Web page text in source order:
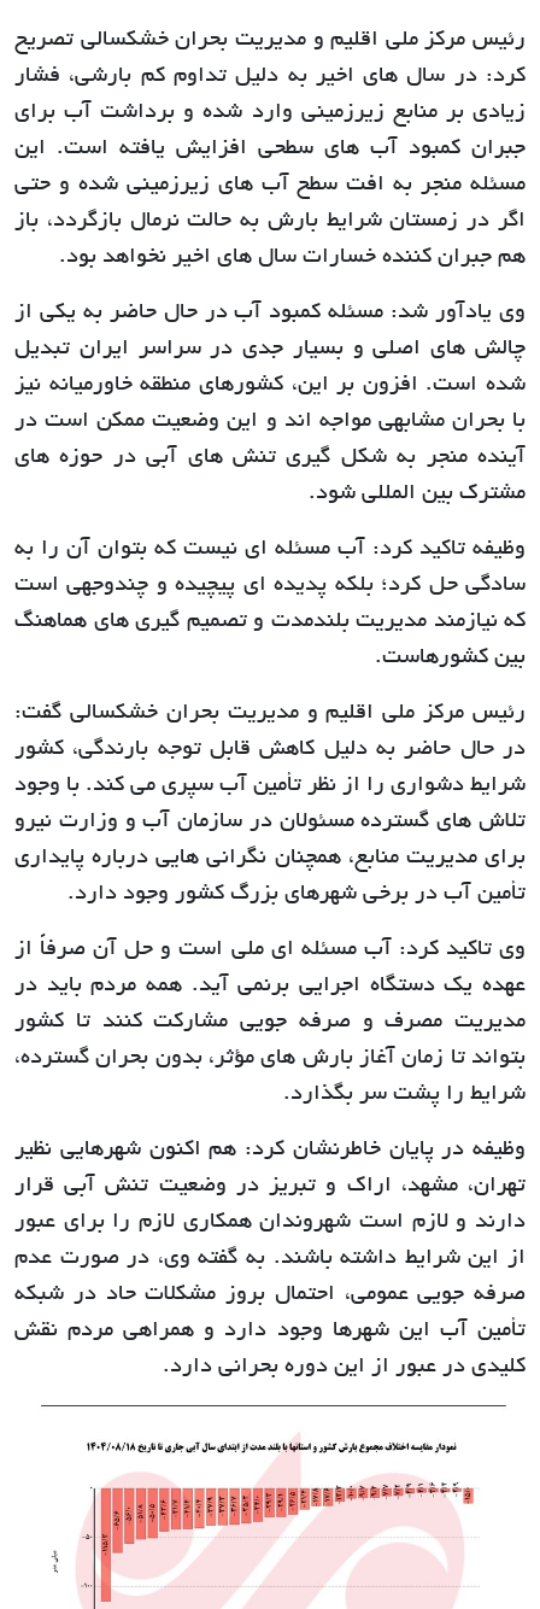
رئیس مرکز ملی اقلیم و مدیریت بحران خشکسالی تصریح
کرد: در سال های اخیر به دلیل تداوم کم بارشی، فشار
زیادی بر منابع زیرزمینی وارد شده و برداشت آب برای
جبران کمبود آب های سطحی افزایش یافته است. این
مسئله منجر به افت سطح آب های زیرزمینی شده و حتی
اگر در زمستان شرایط بارش به حالت نرمال بازگردد، باز
هم جبران کننده خسارات سال های اخیر نخواهد بود.
وی یادآور شد: مسئله کمبود آب در حال حاضر به یکی از
چالش های اصلی و بسیار جدی در سراسر ایران تبدیل
شده است. افزون بر این، کشورهای منطقه خاورمیانه نیز
با بحران مشابهی مواجه اند و این وضعیت ممکن است در
آینده منجر به شکل گیری تنش های آبی در حوزه های
مشترک بین المللی شود.
وظیفه تاکید کرد: آب مسئله ای نیست که بتوان آن را به
سادگی حل کرد؛ بلکه پدیده ای پیچیده و چندوجهی است
که نیازمند مدیریت بلندمدت و تصمیم گیری های هماهنگ
بین کشورهاست.
رئیس مرکز ملی اقلیم و مدیریت بحران خشکسالی گفت:
در حال حاضر به دلیل کاهش قابل توجه بارندگی، کشور
شرایط دشواری را از نظر تأمین آب سپری می کند. با وجود
تلاش های گسترده مسئولان در سازمان آب و وزارت نیرو
برای مدیریت منابع، همچنان نگرانی هایی درباره پایداری
تأمین آب در برخی شهرهای بزرگ کشور وجود دارد.
وی تاکید کرد: آب مسئله ای ملی است و حل آن صرفاً از
عهده یک دستگاه اجرایی برنمی آید. همه مردم باید در
مدیریت مصرف و صرفه جویی مشارکت کنند تا کشور
بتواند تا زمان آغاز بارش های مؤثر، بدون بحران گسترده،
شرایط را پشت سر بگذارد.
وظیفه در پایان خاطرنشان کرد: هم اکنون شهرهایی نظیر
تهران، مشهد، اراک و تبریز در وضعیت تنش آبی قرار
دارند و لازم است شهروندان همکاری لازم را برای عبور
از این شرایط داشته باشند. به گفته وی، در صورت عدم
صرفه جویی عمومی، احتمال بروز مشکلات حاد در شبکه
تأمین آب این شهرها وجود دارد و همراهی مردم نقش
کلیدی در عبور از این دوره بحرانی دارد.